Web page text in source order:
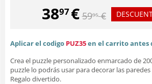
3897€ 5995 €
Aplicar el codigo PUZ35en el carrito antes
Crea el puzzle personalizado enmarcado de
puzzle lo podrás usar para decorar las
Regalo divertido.